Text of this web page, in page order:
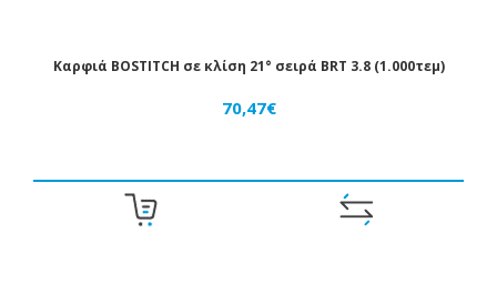
Καρφιά BOSTITCH σε κλίση 21° σειρά BRT 3.8 (1.000τεμ)
70,47€